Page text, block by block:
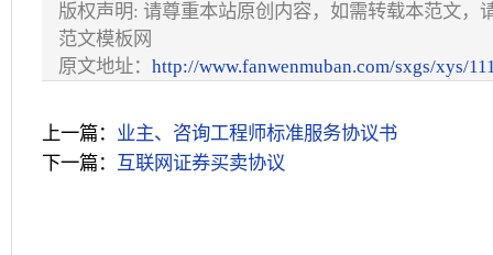
版权声明: 请尊重本站原创内容，如需转载本范文，
范文模板网
原文地址： http://www.fanwenmuban.com/sxgs/xys/
上一篇： 业主、咨询工程师标准服务协议书
下一篇： 互联网证券买卖协议